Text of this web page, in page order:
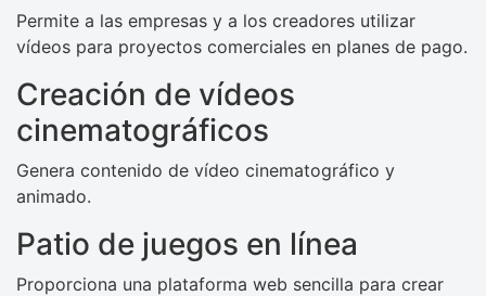
Permite a las empresas y a los creadores utilizar
vídeos para proyectos comerciales en planes de pago.
Creación de vídeos
cinematográficos
Genera contenido de vídeo cinematográfico y
animado.
Patio de juegos en línea
Proporciona una plataforma web sencilla para crear